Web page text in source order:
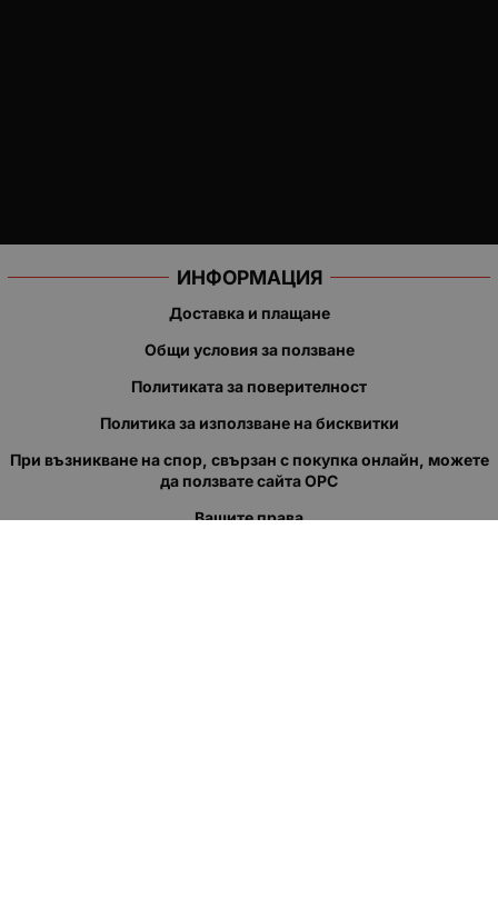
ИНФОРМАЦИЯ
Доставка и плащане
Общи условия за ползване
Политиката за поверителност
Политика за използване на бисквитки
При възникване на спор, свързан с покупка онлайн, можете
да ползвате сайта ОРС
Вашите права